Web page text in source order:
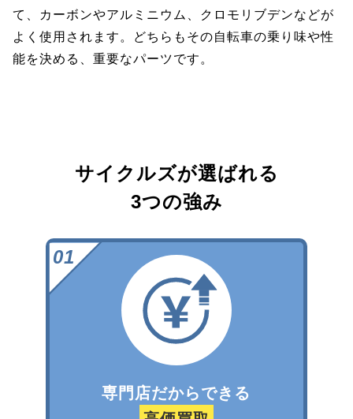
て、カーボンやアルミニウム、クロモリブデンなどが
よく使用されます。どちらもその自転車の乗り味や性
能を決める、重要なパーツです。
サイクルズが選ばれる
3つの強み
専門店だからできる